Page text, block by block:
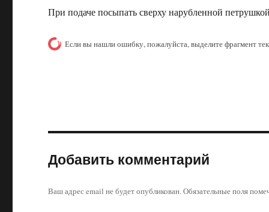
При подаче посыпать сверху нарубленной
Если вы нашли ошибку, пожалуйста, выделите фрагмент
Добавить комментарий
Ваш адрес email не будет опубликован.Обязательные поля